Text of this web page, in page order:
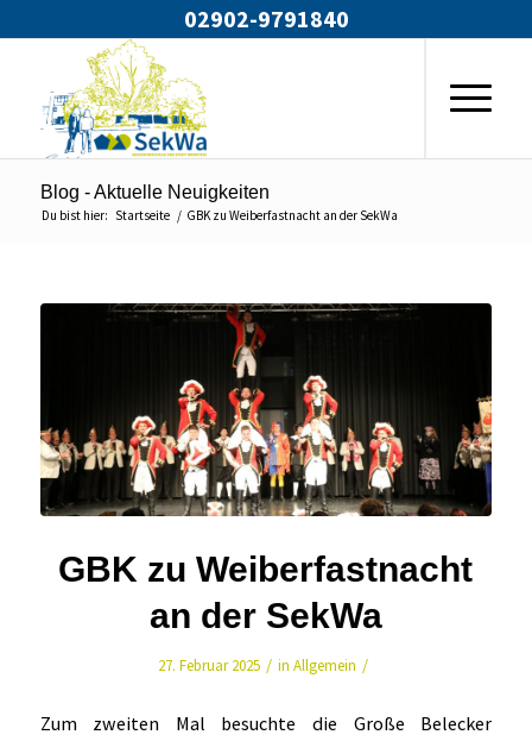
02902-9791840
Blog - Aktuelle Neuigkeiten
Du bist hier: Startseite / GBK zu Weiberfastnacht an der SekWa
GBK zu Weiberfastnacht
an der SekWa
27. Februar 2025 / in Allgemein /
Zum zweiten Mal besuchte die Große Belecker